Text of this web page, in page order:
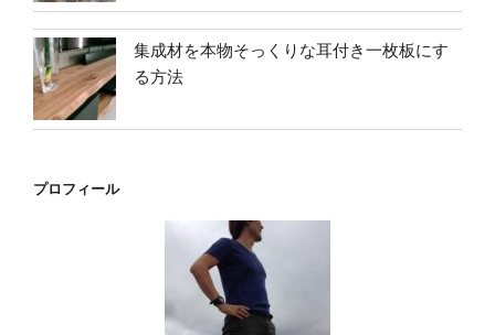
集成材を本物そっくりな耳付き一枚板にす
る方法
プロフィール